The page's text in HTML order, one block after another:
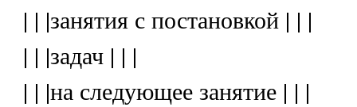
| | |занятия с постановкой | | |
| | |задач | | |
| | |на следующее занятие | | |